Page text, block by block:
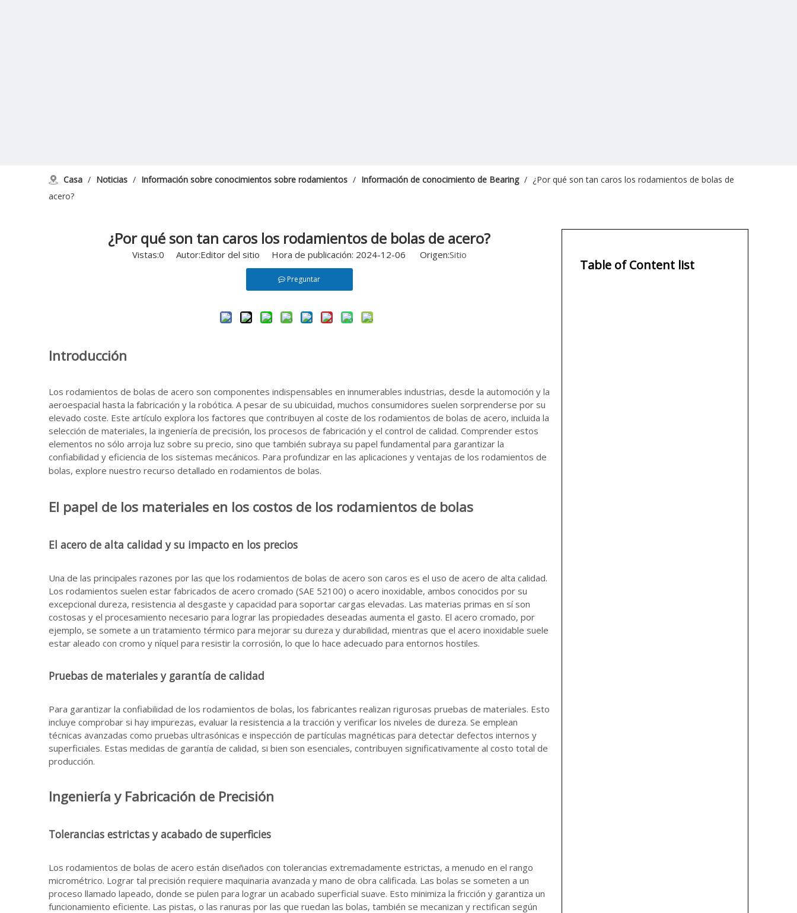
Casa / Noticias / Información sobre conocimientos sobre rodamientos / Información de conocimiento de Bearing / ¿Por qué son tan caros los rodamientos de bolas de
acero?
¿Por qué son tan caros los rodamientos de bolas de acero?
Vistas:0 Autor:Editor del sitio Hora de publicación: 2024-12-06 Origen:Sitio
Preguntar
Introducción
Los rodamientos de bolas de acero son componentes indispensables en innumerables industrias, desde la automoción y la
aeroespacial hasta la fabricación y la robótica. A pesar de su ubicuidad, muchos consumidores suelen sorprenderse por su
elevado coste. Este artículo explora los factores que contribuyen al coste de los rodamientos de bolas de acero, incluida la
selección de materiales, la ingeniería de precisión, los procesos de fabricación y el control de calidad. Comprender estos
elementos no sólo arroja luz sobre su precio, sino que también subraya su papel fundamental para garantizar la
confiabilidad y eficiencia de los sistemas mecánicos. Para profundizar en las aplicaciones y ventajas de los rodamientos de
bolas, explore nuestro recurso detallado en rodamientos de bolas.
El papel de los materiales en los costos de los rodamientos de bolas
El acero de alta calidad y su impacto en los precios
Una de las principales razones por las que los rodamientos de bolas de acero son caros es el uso de acero de alta calidad.
Los rodamientos suelen estar fabricados de acero cromado (SAE 52100) o acero inoxidable, ambos conocidos por su
excepcional dureza, resistencia al desgaste y capacidad para soportar cargas elevadas. Las materias primas en sí son
costosas y el procesamiento necesario para lograr las propiedades deseadas aumenta el gasto. El acero cromado, por
ejemplo, se somete a un tratamiento térmico para mejorar su dureza y durabilidad, mientras que el acero inoxidable suele
estar aleado con cromo y níquel para resistir la corrosión, lo que lo hace adecuado para entornos hostiles.
Pruebas de materiales y garantía de calidad
Para garantizar la confiabilidad de los rodamientos de bolas, los fabricantes realizan rigurosas pruebas de materiales. Esto
incluye comprobar si hay impurezas, evaluar la resistencia a la tracción y verificar los niveles de dureza. Se emplean
técnicas avanzadas como pruebas ultrasónicas e inspección de partículas magnéticas para detectar defectos internos y
superficiales. Estas medidas de garantía de calidad, si bien son esenciales, contribuyen significativamente al costo total de
producción.
Ingeniería y Fabricación de Precisión
Tolerancias estrictas y acabado de superficies
Los rodamientos de bolas de acero están diseñados con tolerancias extremadamente estrictas, a menudo en el rango
micrométrico. Lograr tal precisión requiere maquinaria avanzada y mano de obra calificada. Las bolas se someten a un
proceso llamado lapeado, donde se pulen para lograr un acabado superficial suave. Esto minimiza la fricción y garantiza un
funcionamiento eficiente. Las pistas, o las ranuras por las que ruedan las bolas, también se mecanizan y rectifican según
Table of Content list